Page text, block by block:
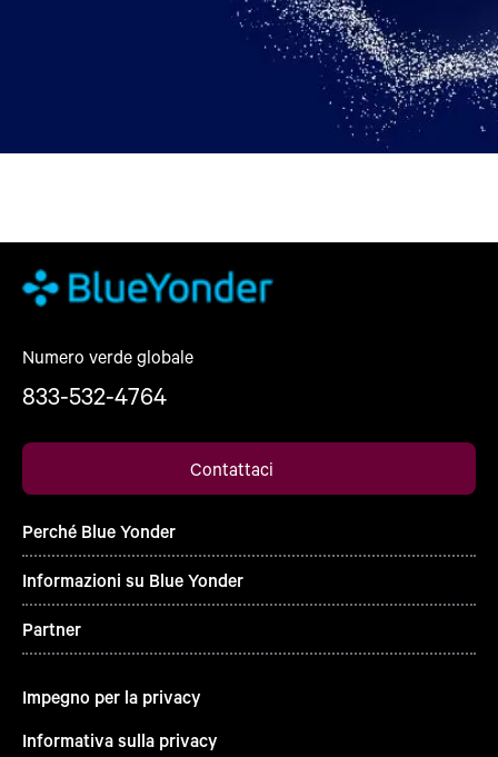
Numero verde globale
833-532-4764
Contattaci
Perché Blue Yonder
Informazioni su Blue Yonder
Partner
Impegno per la privacy
Informativa sulla privacy